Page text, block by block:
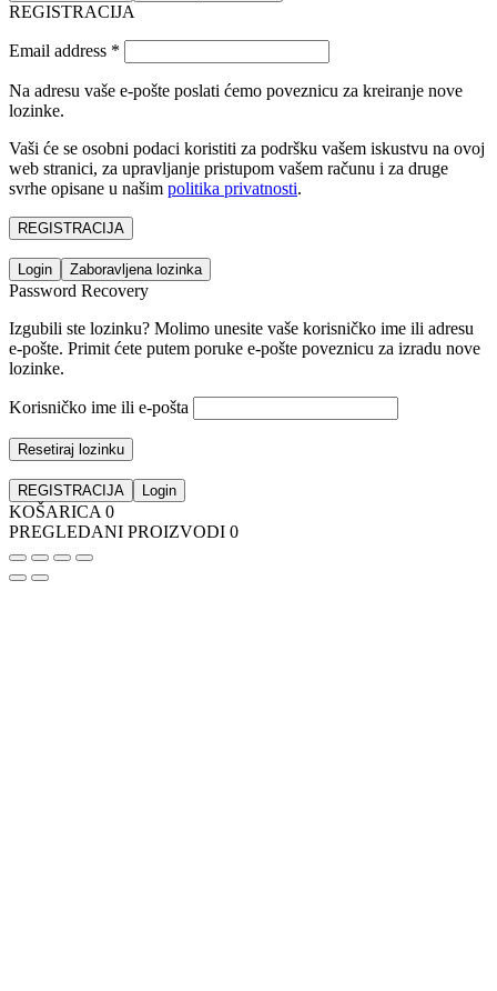
REGISTRACIJA
Email address *
Na adresu vaše e-pošte poslati ćemo poveznicu za kreiranje nove
lozinke.
Vaši će se osobni podaci koristiti za podršku vašem iskustvu na ovoj
web stranici, za upravljanje pristupom vašem računu i za druge
svrhe opisane u našim politika privatnosti.
REGISTRACIJA
Login Zaboravljena lozinka
Password Recovery
Izgubili ste lozinku? Molimo unesite vaše korisničko ime ili adresu
e-pošte. Primit ćete putem poruke e-pošte poveznicu za izradu nove
lozinke.
Korisničko ime ili e-pošta
Resetiraj lozinku
REGISTRACIJA Login
KOŠARICA 0
PREGLEDANI PROIZVODI 0